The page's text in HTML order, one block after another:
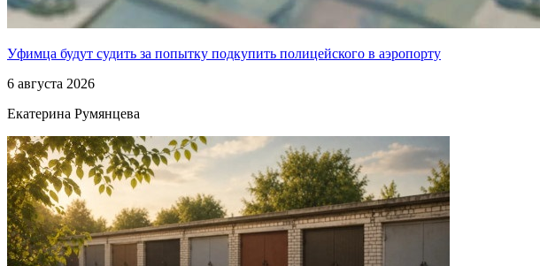
Уфимца будут судить за попытку подкупить полицейского в аэропорту
6 августа 2026
Екатерина Румянцева